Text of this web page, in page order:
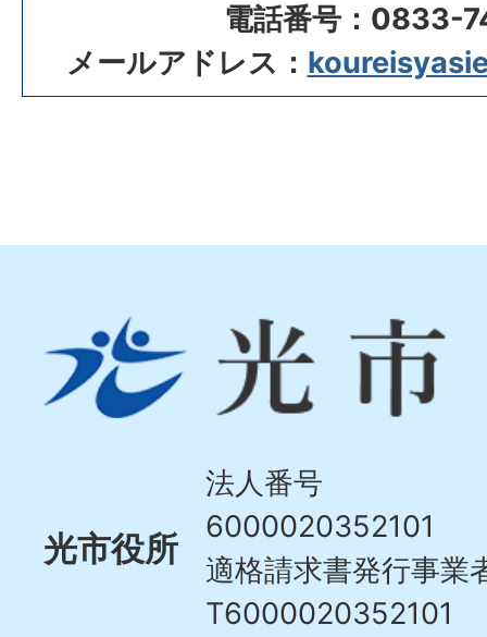
電話番号：0833-
メールアドレス：
市
Hikari
光市役所
法人番号
6000020352101
適格請求書発行事業
T6000020352101